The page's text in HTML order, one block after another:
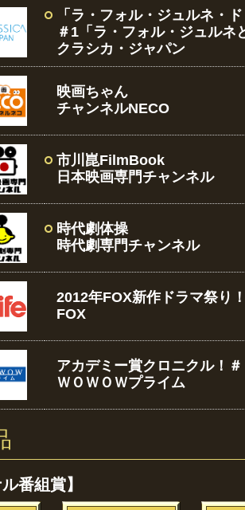
「ラ・フォル・ジュルネ・
＃1「ラ・フォル・ジュルネ
クラシカ・ジャパン
映画ちゃん
チャンネルNECO
市川崑FilmBook
日本映画専門チャンネル
時代劇体操
時代劇専門チャンネル
2012年FOX新作ドラマ祭り
FOX
アカデミー賞クロニクル！
ＷＯＷＯＷプライム
番組賞】